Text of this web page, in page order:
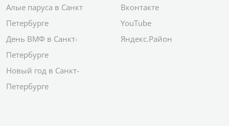
Алые паруса в Санкт
Петербурге
День ВМФ в Санкт-
Петербурге
Новый год в Санкт-
Петербурге
Вконтакте
YouTube
Яндекс.Район